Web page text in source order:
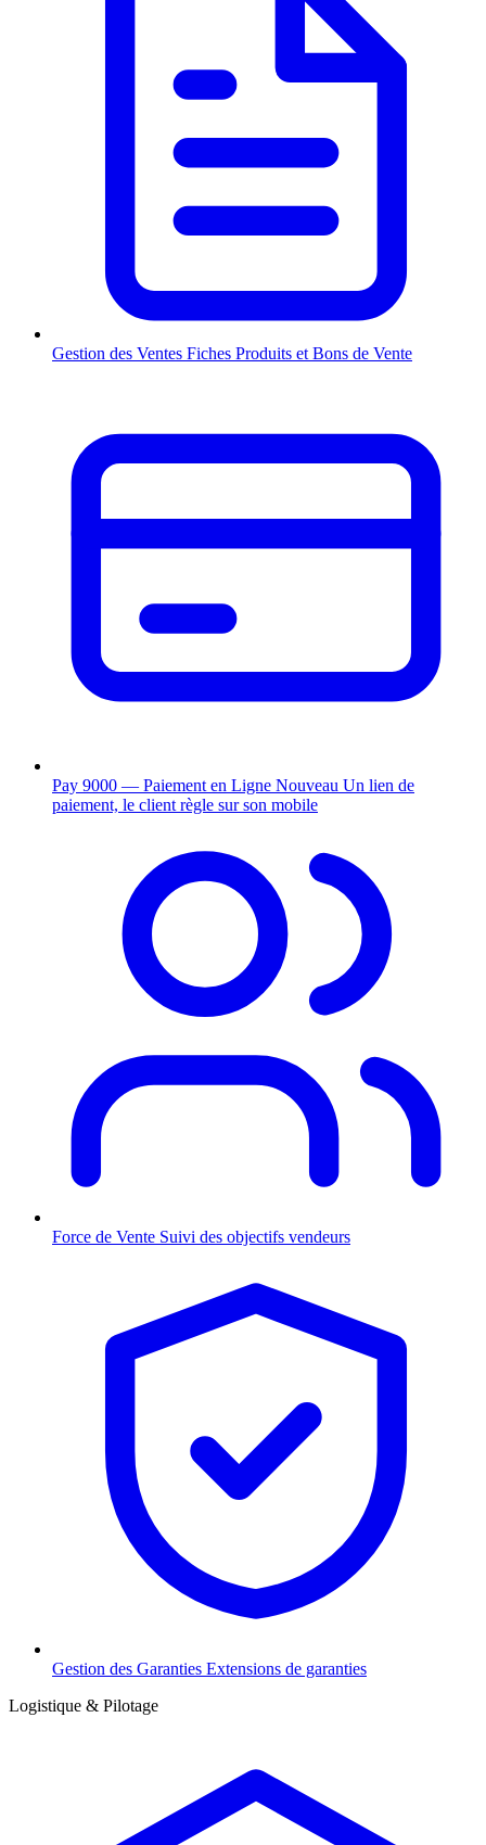
Gestion des Ventes Fiches Produits et Bons de Vente
Pay 9000 — Paiement en Ligne Nouveau Un lien de
paiement, le client règle sur son mobile
Force de Vente Suivi des objectifs vendeurs
Gestion des Garanties Extensions de garanties
Logistique & Pilotage